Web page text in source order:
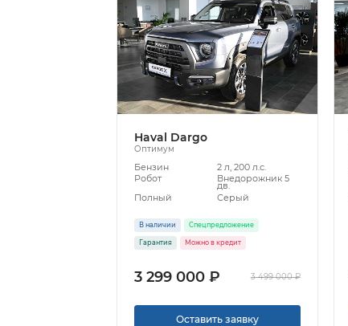
Haval Dargo
Оптимум
Бензин
2 л, 200 л.с.
Робот
Внедорожник 5
дв.
Полный
Серый
В наличии Спецпредложение
Гарантия Можно в кредит
3 299 000 ₽ 3 499 000 ₽
Оставить заявку